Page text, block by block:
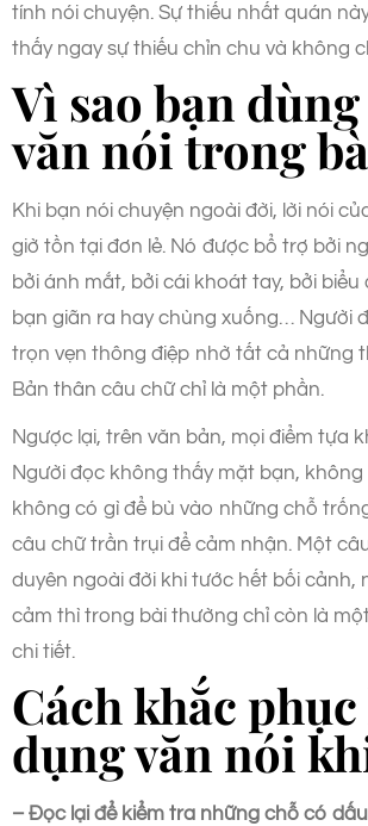
tính nói chuyện. Sự thiếu nhất quán
thấy ngay sự thiếu chỉn chu và không
Vì sao bạn
văn nói trong
Khi bạn nói chuyện ngoài đời, lời nói
giờ tồn tại đơn lẻ. Nó được bổ trợ bởi
bởi ánh mắt, bởi cái khoát tay, bởi
bạn giãn ra hay chùng xuống… Người
trọn vẹn thông điệp nhờ tất cả những
Bản thân câu chữ chỉ là một phần.
Ngược lại, trên văn bản, mọi điểm tựa
Người đọc không thấy mặt bạn,
không có gì để bù vào những chỗ
câu chữ trần trụi để cảm nhận. Một
duyên ngoài đời khi tước hết bối cảnh,
cảm thì trong bài thường chỉ còn là
chi tiết.
Cách khắc
dụng văn nói
– Đọc lại để kiểm tra những chỗ có